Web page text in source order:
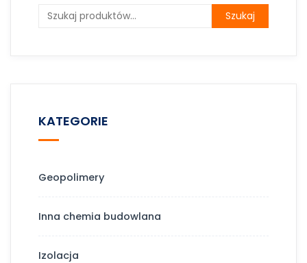
Szukaj
KATEGORIE
Geopolimery
Inna chemia budowlana
Izolacja